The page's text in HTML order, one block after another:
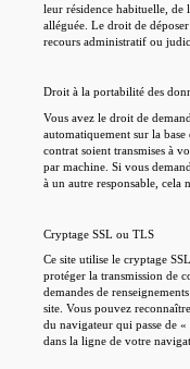
leur résidence habituelle,
alléguée. Le droit de
recours administratif ou
Droit à la portabilité des
Vous avez le droit de
automatiquement sur la
contrat soient transmises à
par machine. Si vous
à un autre responsable, cela
Cryptage SSL ou TLS
Ce site utilise le cryptage
protéger la transmission de
demandes de
site. Vous pouvez
du navigateur qui passe de
dans la ligne de votre